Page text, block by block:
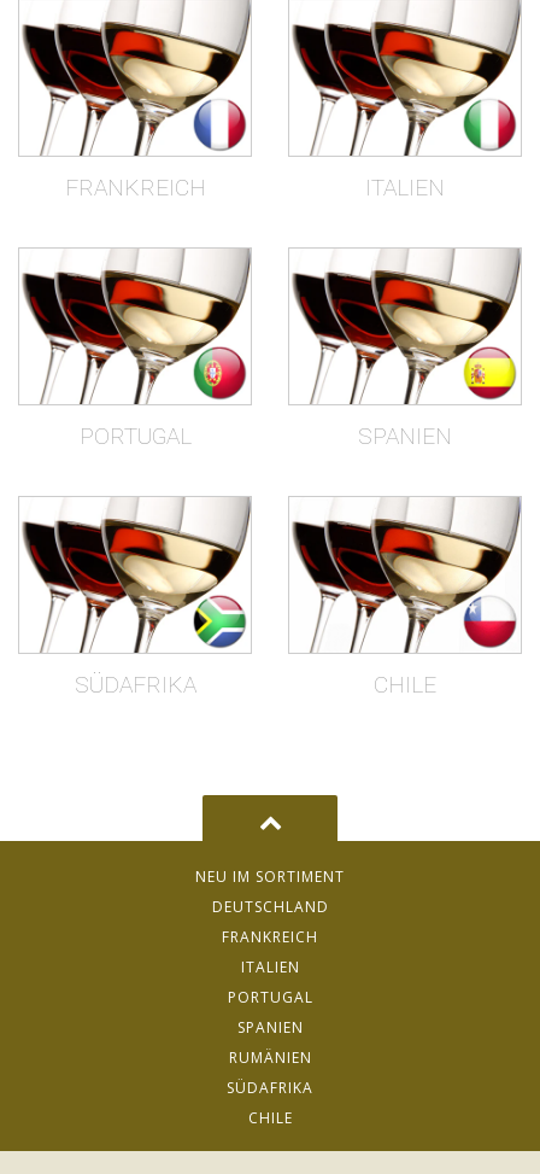
FRANKREICH ITALIEN
PORTUGAL SPANIEN
SÜDAFRIKA CHILE
NEU IM SORTIMENT
DEUTSCHLAND
FRANKREICH
ITALIEN
PORTUGAL
SPANIEN
RUMÄNIEN
SÜDAFRIKA
CHILE